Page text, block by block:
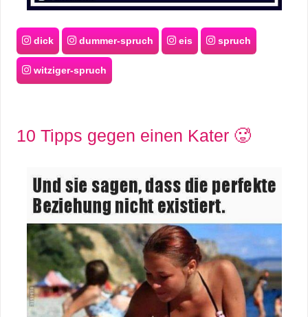
dick dummer-spruch eis spruch
witziger-spruch
10 Tipps gegen einen Kater 🥵